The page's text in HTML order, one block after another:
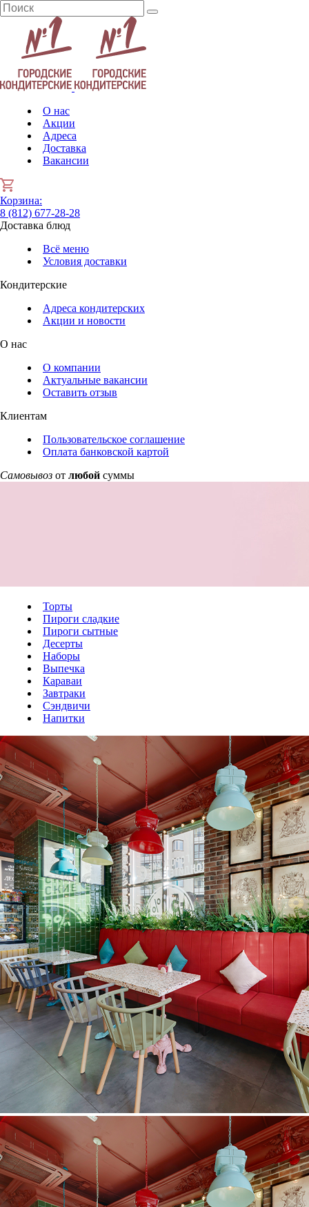
О нас
Акции
Адреса
Доставка
Вакансии
Корзина:
8 (812) 677-28-28
Доставка блюд
Всё меню
Условия доставки
Кондитерские
Адреса кондитерских
Акции и новости
О нас
О компании
Актуальные вакансии
Оставить отзыв
Клиентам
Пользовательское соглашение
Оплата банковской картой
Самовывоз от любой суммы
Торты
Пироги сладкие
Пироги сытные
Десерты
Наборы
Выпечка
Караваи
Завтраки
Сэндвичи
Напитки